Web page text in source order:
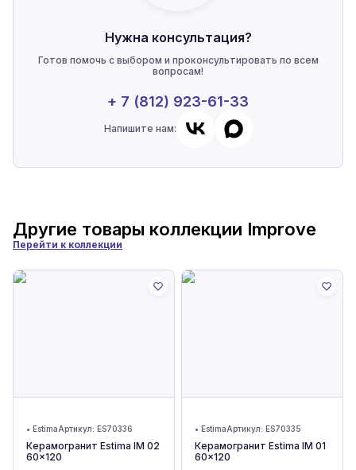
Нужна консультация?
Готов помочь с выбором и проконсультировать по всем
вопросам!
+ 7 (812) 923-61-33
Напишите нам:
Другие товары коллекции Improve
Перейти к коллекции
• EstimaАртикул: ES70336
Керамогранит Estima IM 02
60x120
• EstimaАртикул: ES70335
Керамогранит Estima IM 01
60x120